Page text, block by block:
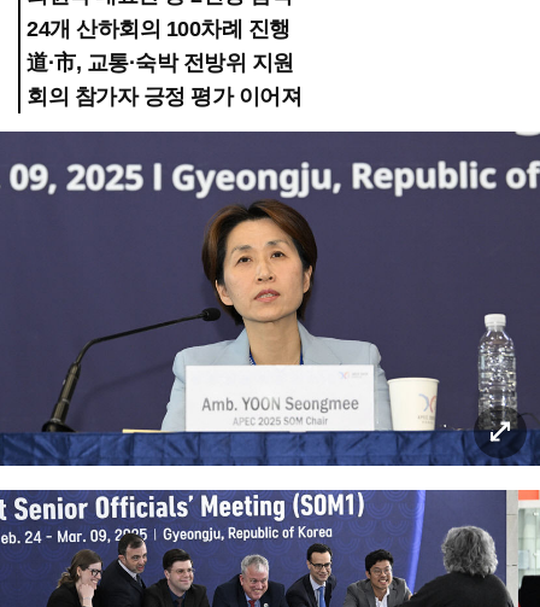
24개 산하회의 100차례 진행
道·市, 교통·숙박 전방위 지원
회의 참가자 긍정 평가 이어져